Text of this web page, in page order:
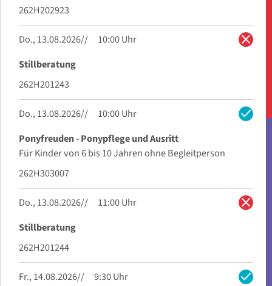
262H202923
close
Do., 13.08.2026
10:00 Uhr
Stillberatung
262H201243
check
Do., 13.08.2026
10:00 Uhr
Ponyfreuden - Ponypflege und Ausritt
Für Kinder von 6 bis 10 Jahren ohne Begleitperson
262H303007
close
Do., 13.08.2026
11:00 Uhr
Stillberatung
262H201244
check
Fr., 14.08.2026
9:30 Uhr